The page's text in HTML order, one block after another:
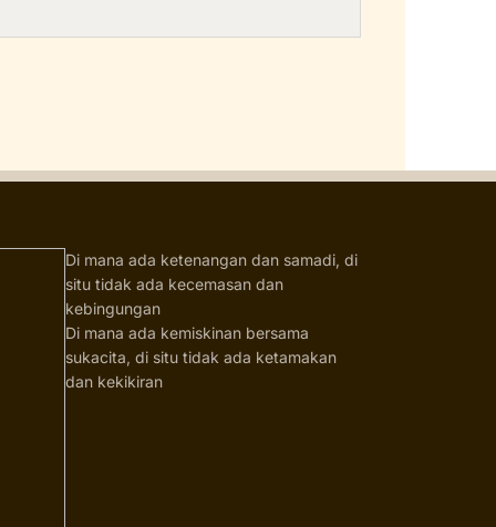
Di mana ada ketenangan dan samadi, di
situ tidak ada kecemasan dan
kebingungan
Di mana ada kemiskinan bersama
sukacita, di situ tidak ada ketamakan
dan kekikiran